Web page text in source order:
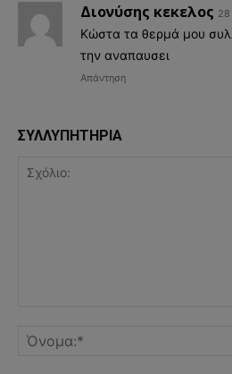
Διονύσης κεκελος
Κώστα τα θερμά μου
την αναπαυσει
Απάντηση
ΣΥΛΛΥΠΗΤΗΡΙΑ